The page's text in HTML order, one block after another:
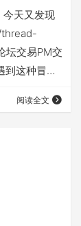
今天又发现
坛交易PM交
这种冒充
阅读全文